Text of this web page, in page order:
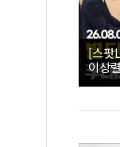
[스팟
이상
직접